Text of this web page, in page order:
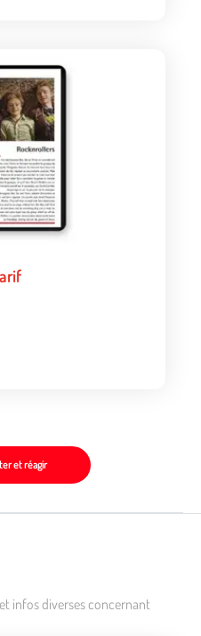
et réagir
infos diverses concernant